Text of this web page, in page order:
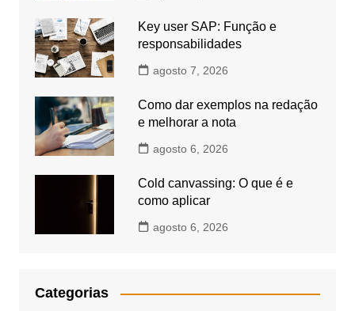
Key user SAP: Função e
responsabilidades
agosto 7, 2026
Como dar exemplos na redação
e melhorar a nota
agosto 6, 2026
Cold canvassing: O que é e
como aplicar
agosto 6, 2026
Categorias